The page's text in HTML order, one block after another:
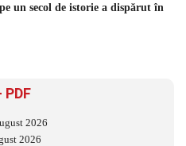
un secol de istorie a dispărut în
PDF
2026